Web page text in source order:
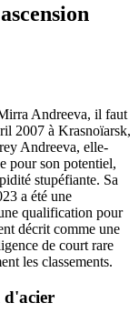
Andreeva, il faut
2007 à Krasnoïarsk,
Andreeva, elle-
pour son potentiel,
stupéfiante. Sa
a été une
qualification pour
décrit comme une
de court rare
les classements.
d'acier